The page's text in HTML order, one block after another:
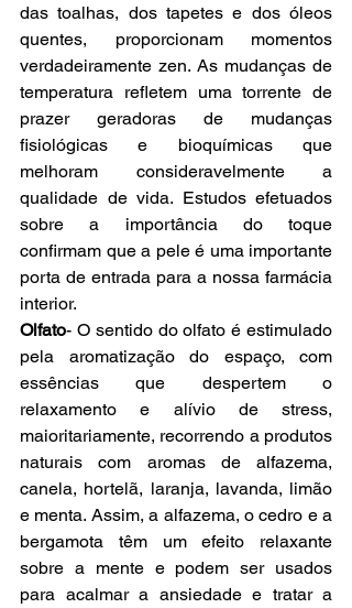
das toalhas, dos tapetes e dos óleos
quentes, proporcionam momentos
verdadeiramente zen. As mudanças de
temperatura refletem uma torrente de
prazer geradoras de mudanças
fisiológicas e bioquímicas que
melhoram consideravelmente a
qualidade de vida. Estudos efetuados
sobre a importância do toque
confirmam que a pele é uma importante
porta de entrada para a nossa farmácia
interior.
Olfato- O sentido do olfato é estimulado
pela aromatização do espaço, com
essências que despertem o
relaxamento e alívio de stress,
maioritariamente, recorrendo a produtos
naturais com aromas de alfazema,
canela, hortelã, laranja, lavanda, limão
e menta. Assim, a alfazema, o cedro e a
bergamota têm um efeito relaxante
sobre a mente e podem ser usados
para acalmar a ansiedade e tratar a